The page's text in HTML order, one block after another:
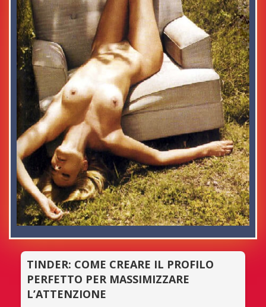
TINDER: COME CREARE IL PROFILO
PERFETTO PER MASSIMIZZARE
L’ATTENZIONE